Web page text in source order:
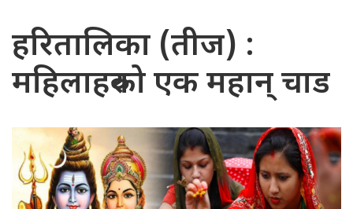
हरितालिका (तीज) :
महिलाहरुको एक महान् चाड